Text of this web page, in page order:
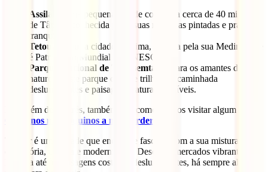
Assilah
: Uma pequena cidade costeira a cerca de 40 minutos
de Tânger, conhecida pelas suas muralhas pintadas e praias
tranquilas.
Tetouan
: Outra cidade próxima, famosa pela sua Medina, que
é Património Mundial da UNESCO.
Parque Nacional de Talassemtane
: Para os amantes da
natureza, este parque oferece trilhos de caminhada
deslumbrantes e paisagens naturais incríveis.
Para além destes três, também te recomendamos visitar algum destes
6 destinos marroquinos a não perder
Tânger é uma cidade que encanta e fascina, com a sua mistura única
de história, cultura e modernidade. Desde os mercados vibrantes da
Medina até às paisagens costeiras deslumbrantes, há sempre algo